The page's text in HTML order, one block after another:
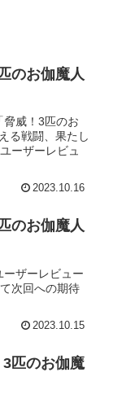
のお伽魔人
威！3匹のお
る戦闘、果たし
ーザーレビュ
2023.10.16
のお伽魔人
ザーレビュー
次回への期待
2023.10.15
匹のお伽魔